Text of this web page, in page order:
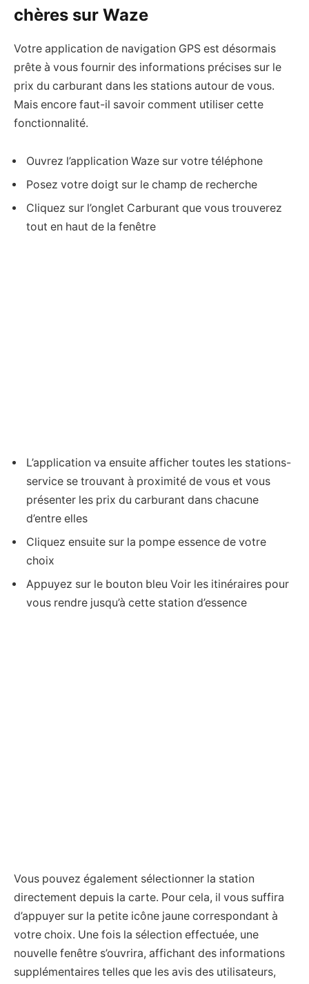
chères sur Waze
Votre application de navigation GPS est désormais
prête à vous fournir des informations précises sur le
prix du carburant dans les stations autour de vous.
Mais encore faut-il savoir comment utiliser cette
fonctionnalité.
Ouvrez l’application Waze sur votre téléphone
Posez votre doigt sur le champ de recherche
Cliquez sur l’onglet Carburant que vous trouverez
tout en haut de la fenêtre
L’application va ensuite afficher toutes les stations-
service se trouvant à proximité de vous et vous
présenter les prix du carburant dans chacune
d’entre elles
Cliquez ensuite sur la pompe essence de votre
choix
Appuyez sur le bouton bleu Voir les itinéraires pour
vous rendre jusqu’à cette station d’essence
Vous pouvez également sélectionner la station
directement depuis la carte. Pour cela, il vous suffira
d’appuyer sur la petite icône jaune correspondant à
votre choix. Une fois la sélection effectuée, une
nouvelle fenêtre s’ouvrira, affichant des informations
supplémentaires telles que les avis des utilisateurs,